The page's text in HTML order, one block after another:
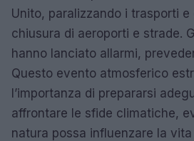
Unito, paralizzando i trasporti
chiusura di aeroporti e strade.
hanno lanciato allarmi,
Questo evento atmosferico
l’importanza di prepararsi
affrontare le sfide climatiche,
natura possa influenzare la